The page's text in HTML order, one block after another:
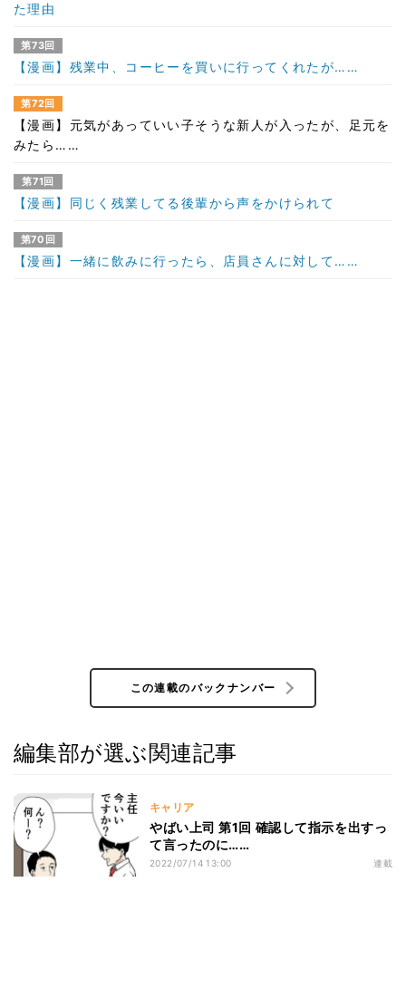
た理由
第73回
【漫画】残業中、コーヒーを買いに行ってくれたが……
第72回
【漫画】元気があっていい子そうな新人が入ったが、足元を
みたら……
第71回
【漫画】同じく残業してる後輩から声をかけられて
第70回
【漫画】一緒に飲みに行ったら、店員さんに対して……
この連載のバックナンバー
編集部が選ぶ関連記事
キャリア
やばい上司 第1回 確認して指示を出すっ
て言ったのに……
2022/07/14 13:00 連載